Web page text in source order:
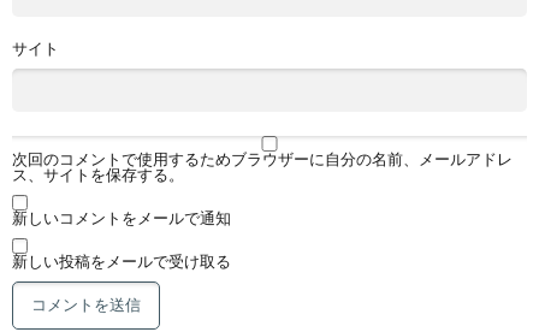
サイト
次回のコメントで使用するためブラウザーに自分の名前、メールアドレ
ス、サイトを保存する。
新しいコメントをメールで通知
新しい投稿をメールで受け取る